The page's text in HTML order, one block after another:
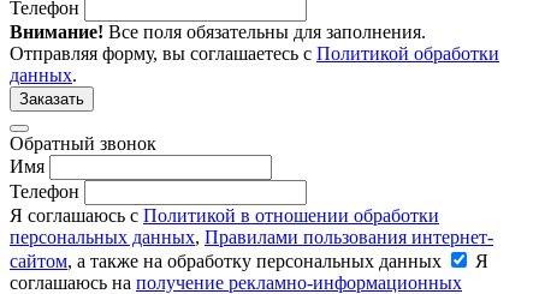
Телефон
Внимание! Все поля обязательны для заполнения.
Отправляя форму, вы соглашаетесь с Политикой обработки
данных.
Заказать
Обратный звонок
Имя
Телефон
Я соглашаюсь с Политикой в отношении обработки
персональных данных, Правилами пользования интернет-
сайтом, а также на обработку персональных данных
Я
соглашаюсь на получение рекламно-информационных